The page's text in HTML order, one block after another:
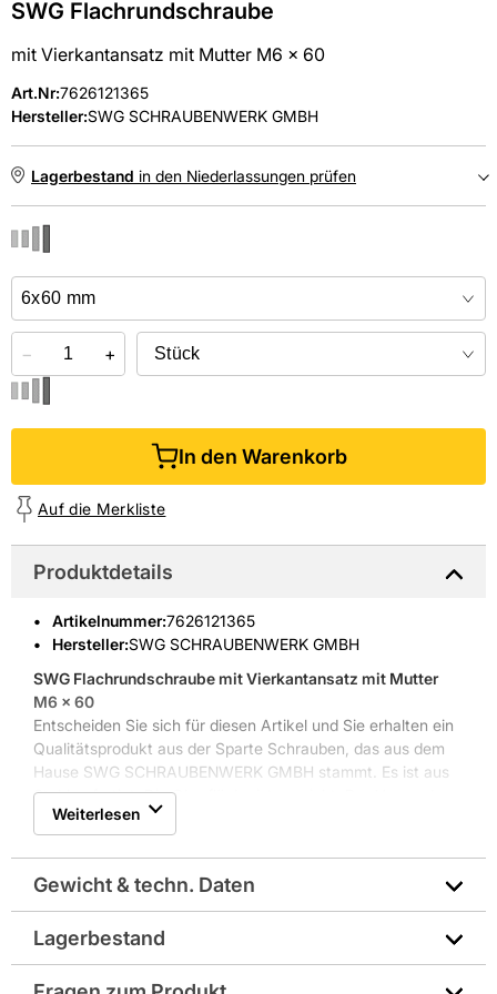
SWG Flachrundschraube
mit Vierkantansatz mit Mutter M6 x 60
Art.Nr:7626121365
Hersteller:SWG SCHRAUBENWERK GMBH
Lagerbestand in den Niederlassungen prüfen
Online kaufen &
− +
In den Warenkorb
Auf die Merkliste
Produktdetails
Artikelnummer:7626121365
Hersteller:SWG SCHRAUBENWERK GMBH
SWG Flachrundschraube mit Vierkantansatz mit Mutter
M6 x 60
Entscheiden Sie sich für diesen Artikel und Sie erhalten ein
Qualitätsprodukt aus der Sparte Schrauben, das aus dem
Hause SWG SCHRAUBENWERK GMBH stammt. Es ist aus
Stahl gefertigt. Die Oberfläche ist verzinkt. Der Versand
erfolgt im Karton.
Weitere Produkteigenschaften: mit Vierkantansatz und
Schaft, metrisches Regelgewinde
Weiterlesen
Gewicht & techn. Daten
Durchmesser in mm: Ø 6
Lagerbestand